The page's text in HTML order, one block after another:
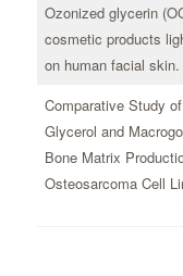
Ozonized glycerin
cosmetic products
on human facial skin.
Comparative Study
Glycerol and
Bone Matrix
Osteosarcoma Cell